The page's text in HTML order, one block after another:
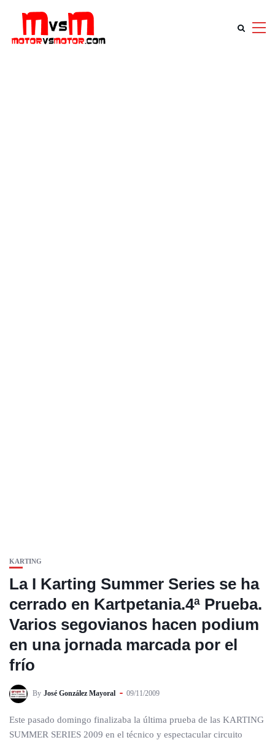
KARTING
La I Karting Summer Series se ha
cerrado en Kartpetania.4ª Prueba.
Varios segovianos hacen podium
en una jornada marcada por el
frío
By José González Mayoral 09/11/2009
Este pasado domingo finalizaba la última prueba de las KARTING
SUMMER SERIES 2009 en el técnico y espectacular circuito